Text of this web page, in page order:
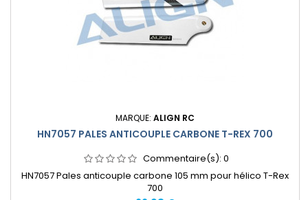
MARQUE: ALIGN RC
HN7057 PALES ANTICOUPLE CARBONE T-REX 700
Commentaire(s): 0
HN7057 Pales anticouple carbone 105 mm pour hélico T-Rex
700